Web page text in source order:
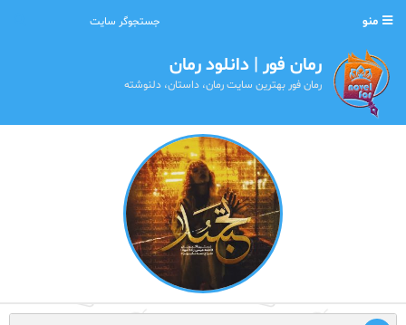
منو
رمان فور | دانلود رمان
رمان فور بهترین سایت رمان، داستان، دلنوشته